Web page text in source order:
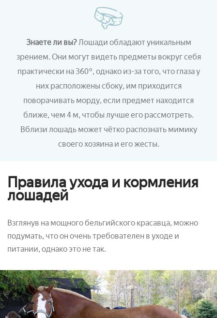
Знаете ли вы? Лошади обладают уникальным
зрением. Они могут видеть предметы вокруг себя
практически на 360°, однако из-за того, что глаза у
них расположены сбоку, им приходится
поворачивать морду, если предмет находится
ближе, чем 4 м, чтобы лучше его рассмотреть.
Вблизи лошадь может чётко распознать мимику
своего хозяина и его жесты.
Правила ухода и кормления
лошадей
Взглянув на мощного бельгийского красавца, можно
подумать, что он очень требователен в уходе и
питании, однако это не так.